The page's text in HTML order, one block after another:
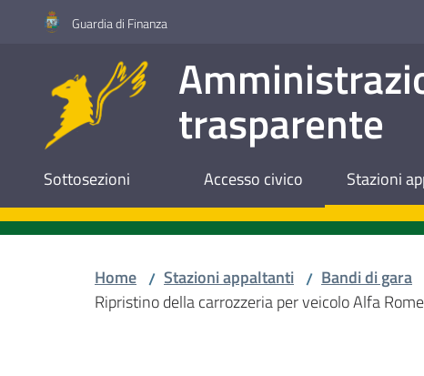
Vai al contenuto
Vai alla navigazione
Vai al footerGuardia di Finanza
trasparente
Sottosezioni Accesso civico Stazioni
Home / Stazioni appaltanti / Bandi di gara
Ripristino della carrozzeria per veicolo Alfa